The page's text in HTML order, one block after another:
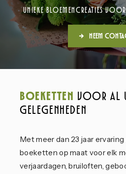
Unieke bloemencreaties
Neem
Boeketten voor al
gelegenheden
Met meer dan 23 jaar
boeketten op maat voor elk
verjaardagen, bruiloften,